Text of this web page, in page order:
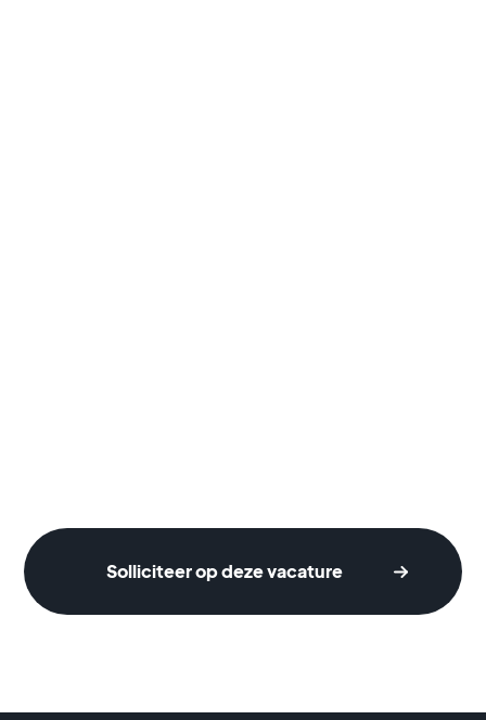
Solliciteer op deze vacature